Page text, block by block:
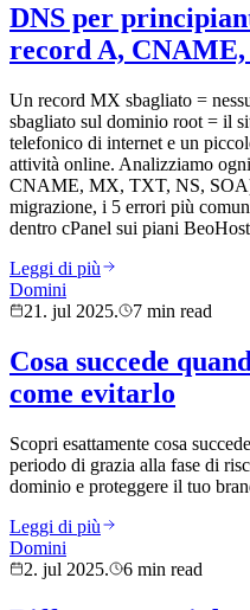
DNS per
record A,
Un record MX sbagliato =
sbagliato sul dominio root = il
telefonico di internet e un
attività online. Analizziamo
CNAME, MX, TXT, NS,
migrazione, i 5 errori più
dentro cPanel sui piani
Leggi di più
Domini
21. jul 2025.
7 min read
Cosa succede
come evitarlo
Scopri esattamente cosa
periodo di grazia alla fase di
dominio e proteggere il tuo
Leggi di più
Domini
2. jul 2025.
6 min read